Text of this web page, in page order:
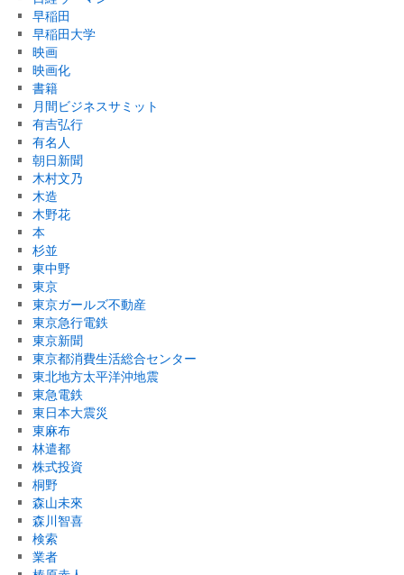
早稲田
早稲田大学
映画
映画化
書籍
月間ビジネスサミット
有吉弘行
有名人
朝日新聞
木村文乃
木造
木野花
本
杉並
東中野
東京
東京ガールズ不動産
東京急行電鉄
東京新聞
東京都消費生活総合センター
東北地方太平洋沖地震
東急電鉄
東日本大震災
東麻布
林遣都
株式投資
桐野
森山未來
森川智喜
検索
業者